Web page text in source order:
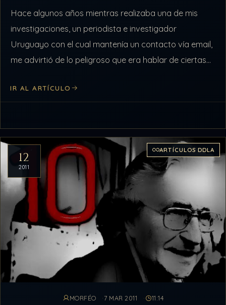
Hace algunos años mientras realizaba una de mis
investigaciones, un periodista e investigador
Uruguayo con el cual mantenía un contacto vía email,
me advirtió de lo peligroso que era hablar de ciertas
IR AL ARTÍCULO
12
2011
ARTÍCULOS DDLA
MORFÉO 7 MAR 2011 11:14